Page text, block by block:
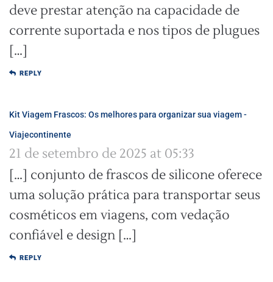
deve prestar atenção na capacidade de
corrente suportada e nos tipos de plugues
[…]
REPLY
Kit Viagem Frascos: Os melhores para organizar sua viagem -
Viajecontinente
21 de setembro de 2025 at 05:33
[…] conjunto de frascos de silicone oferece
uma solução prática para transportar seus
cosméticos em viagens, com vedação
confiável e design […]
REPLY